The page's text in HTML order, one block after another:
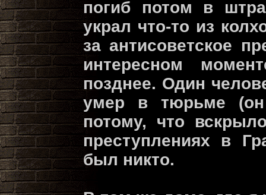
погиб потом в
украл что-то из
за антисоветское
интересном
позднее. Один
умер в тюрьме
потому, что
преступлениях в
был никто.